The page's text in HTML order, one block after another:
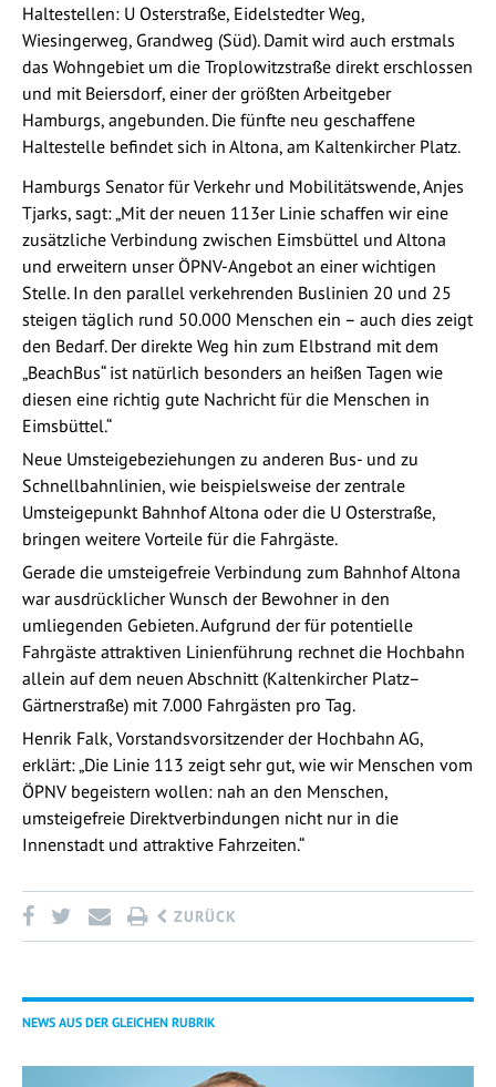
Haltestellen: U Osterstraße, Eidelstedter Weg,
Wiesingerweg, Grandweg (Süd). Damit wird auch erstmals
das Wohngebiet um die Troplowitzstraße direkt erschlossen
und mit Beiersdorf, einer der größten Arbeitgeber
Hamburgs, angebunden. Die fünfte neu geschaffene
Haltestelle befindet sich in Altona, am Kaltenkircher Platz.
Hamburgs Senator für Verkehr und Mobilitätswende, Anjes
Tjarks, sagt: „Mit der neuen 113er Linie schaffen wir eine
zusätzliche Verbindung zwischen Eimsbüttel und Altona
und erweitern unser ÖPNV-Angebot an einer wichtigen
Stelle. In den parallel verkehrenden Buslinien 20 und 25
steigen täglich rund 50.000 Menschen ein – auch dies zeigt
den Bedarf. Der direkte Weg hin zum Elbstrand mit dem
„BeachBus“ ist natürlich besonders an heißen Tagen wie
diesen eine richtig gute Nachricht für die Menschen in
Eimsbüttel.“
Neue Umsteigebeziehungen zu anderen Bus- und zu
Schnellbahnlinien, wie beispielsweise der zentrale
Umsteigepunkt Bahnhof Altona oder die U Osterstraße,
bringen weitere Vorteile für die Fahrgäste.
Gerade die umsteigefreie Verbindung zum Bahnhof Altona
war ausdrücklicher Wunsch der Bewohner in den
umliegenden Gebieten. Aufgrund der für potentielle
Fahrgäste attraktiven Linienführung rechnet die Hochbahn
allein auf dem neuen Abschnitt (Kaltenkircher Platz–
Gärtnerstraße) mit 7.000 Fahrgästen pro Tag.
Henrik Falk, Vorstandsvorsitzender der Hochbahn AG,
erklärt: „Die Linie 113 zeigt sehr gut, wie wir Menschen vom
ÖPNV begeistern wollen: nah an den Menschen,
umsteigefreie Direktverbindungen nicht nur in die
Innenstadt und attraktive Fahrzeiten.“
ZURÜCK
NEWS AUS DER GLEICHEN RUBRIK